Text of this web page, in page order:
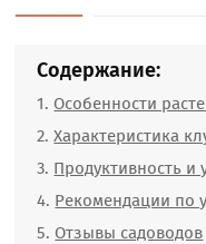
Содержание:
Особенности
Характеристика
Продуктивность и
Рекомендации по
Отзывы садоводов